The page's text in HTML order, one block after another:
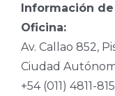
Información
Oficina:
Av. Callao 852,
Ciudad
+54 (011) 4811-